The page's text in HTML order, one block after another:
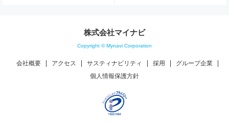
株式会社マイナビ
Copyright © Mynavi Corporation
会社概要 アクセス サスティナビリティ 採用
グループ企業
個人情報保護方針